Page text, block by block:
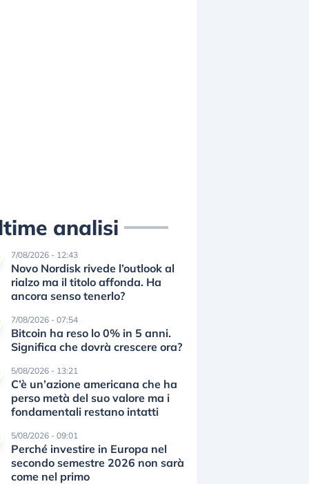
analisi
7/08/2026 - 12:43
Novo Nordisk rivede l’outlook al
rialzo ma il titolo affonda. Ha
ancora senso tenerlo?
7/08/2026 - 07:54
Bitcoin ha reso lo 0% in 5 anni.
Significa che dovrà crescere ora?
5/08/2026 - 13:21
C’è un’azione americana che ha
perso metà del suo valore ma i
fondamentali restano intatti
5/08/2026 - 09:01
Perché investire in Europa nel
secondo semestre 2026 non sarà
come nel primo